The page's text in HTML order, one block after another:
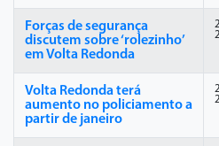
Forças de segurança
discutem sobre ‘rolezinho’
em Volta Redonda
Volta Redonda terá
aumento no policiamento a
partir de janeiro